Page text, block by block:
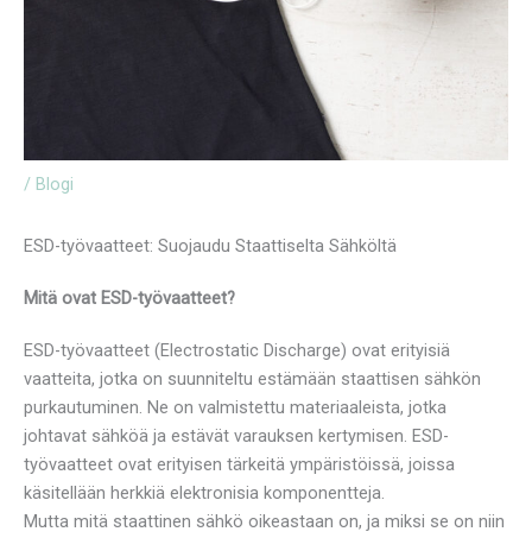
/ Blogi
ESD-työvaatteet: Suojaudu Staattiselta Sähköltä
Mitä ovat ESD-työvaatteet?
ESD-työvaatteet (Electrostatic Discharge) ovat erityisiä
vaatteita, jotka on suunniteltu estämään staattisen sähkön
purkautuminen. Ne on valmistettu materiaaleista, jotka
johtavat sähköä ja estävät varauksen kertymisen. ESD-
työvaatteet ovat erityisen tärkeitä ympäristöissä, joissa
käsitellään herkkiä elektronisia komponentteja.
Mutta mitä staattinen sähkö oikeastaan on, ja miksi se on niin